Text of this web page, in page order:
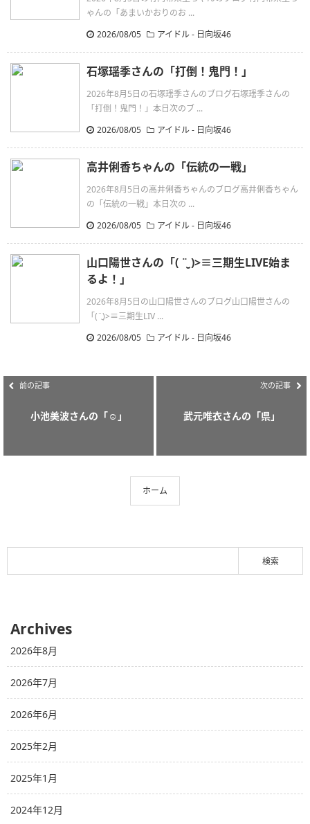
ゃんの「あまいかおりのお ...
2026/08/05
アイドル - 日向坂46
石塚瑶季さんの「打倒！鬼門！」
2026年8月5日の石塚瑶季さんのブログ石塚瑶季さんの
「打倒！鬼門！」本日次のブ ...
2026/08/05
アイドル - 日向坂46
高井俐香ちゃんの「伝統の一戦」
2026年8月5日の高井俐香ちゃんのブログ高井俐香ちゃん
の「伝統の一戦」本日次の ...
2026/08/05
アイドル - 日向坂46
山口陽世さんの「( ¨̮ )>≡三期生LIVE始ま
るよ！」
2026年8月5日の山口陽世さんのブログ山口陽世さんの
「(¨̮)>≡三期生LIV ...
2026/08/05
アイドル - 日向坂46
前の記事
小池美波さんの「‪‪☺︎‬」
次の記事
武元唯衣さんの「県」
ホーム
Archives
2026年8月
2026年7月
2026年6月
2025年2月
2025年1月
2024年12月